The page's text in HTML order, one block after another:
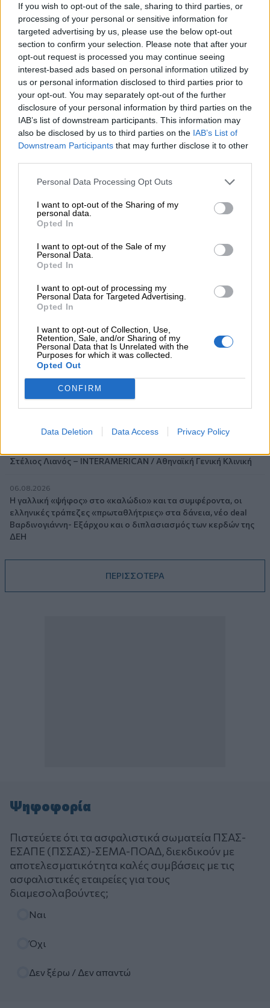
If you wish to opt-out of the sale, sharing to third parties, or
processing of your personal or sensitive information for
targeted advertising by us, please use the below opt-out
section to confirm your selection. Please note that after your
opt-out request is processed you may continue seeing
interest-based ads based on personal information utilized by
us or personal information disclosed to third parties prior to
your opt-out. You may separately opt-out of the further
disclosure of your personal information by third parties on the
IAB’s list of downstream participants. This information may
also be disclosed by us to third parties on the IAB’s List of
Downstream Participants that may further disclose it to other
Personal Data Processing Opt Outs
I want to opt-out of the Sharing of my
personal data.
Opted In
I want to opt-out of the Sale of my
Personal Data.
Opted In
I want to opt-out of processing my
Personal Data for Targeted Advertising.
Opted In
I want to opt-out of Collection, Use,
Retention, Sale, and/or Sharing of my
Personal Data that Is Unrelated with the
Purposes for which it was collected.
Opted Out
CONFIRM
Data Deletion Data Access Privacy Policy
07.08.2026 - 09:23
CrediaBank: Οικονομικά Αποτελέσματα A’ Εξαμήνου 2026 -
Υψηλοί ρυθμοί ανάπτυξης και νέα ρεκόρ επιδόσεων
07.08.2026 - 08:45
Στόχος για νέα δάνεια 15 δισ. το 2026, η «ακτινογραφία» της
κερδοφορίας των τραπεζών, η δυναμική επιστροφή της
Metlen, μεγαλώνει ταχύτατα η CrediaBank
06.08.2026
10.000 φορές η διεθνής επιστημονική κοινότητα παρέπεμψε
στο έργο του – Ποιος είναι ο Έλληνας χειρουργός Χρήστος
Κοντοβουνήσιος
Μιχάλης Τάτσης, Insurance & Healthcare Analyst, διευθυντής
Επιχειρηματικής Ανάπτυξης Ομίλου HHG
06.08.2026
Όταν η επόμενη μέρα είναι στάχτη, τι θα πει ο Ασφαλιστικός
Διαμεσολαβητής στον πελάτη κλάδου υγείας;
06.08.2026
Kavita Patel - PhARMA Innovation Forum: Ένα στα πέντε
06.08.2026
Μείωση ασφαλιστικών εισφορών ύψους 240 εκατ. ευρώ
ζητούν οι έμποροι από την Κυβέρνηση
06.08.2026
Ευρώπη: Μπορεί η κλιματική αλλαγή να οδηγήσει σε
Στέλιος Λιανός – INTERAMERICAN / Αθηναϊκή Γενική Κλινική
06.08.2026
Η γαλλική «ψήφος» στο «καλώδιο» και τα συμφέροντα, οι
ελληνικές τράπεζες «πρωταθλήτριες» στα δάνεια, νέο deal
Βαρδινογιάννη- Εξάρχου και ο διπλασιασμός των κερδών της
ΔΕΗ
ΠΕΡΙΣΣΟΤΕΡΑ
Ψηφοφορία
Πιστεύετε ότι τα ασφαλιστικά σωματεία ΠΣΑΣ-
ΕΣΑΠΕ (ΠΣΣΑΣ)-ΣΕΜΑ-ΠΟΑΔ, διεκδικούν με
αποτελεσματικότητα καλές συμβάσεις με τις
ασφαλιστικές εταιρείες για τους
διαμεσολαβούντες;
Ναι
Όχι
Δεν ξέρω / Δεν απαντώ